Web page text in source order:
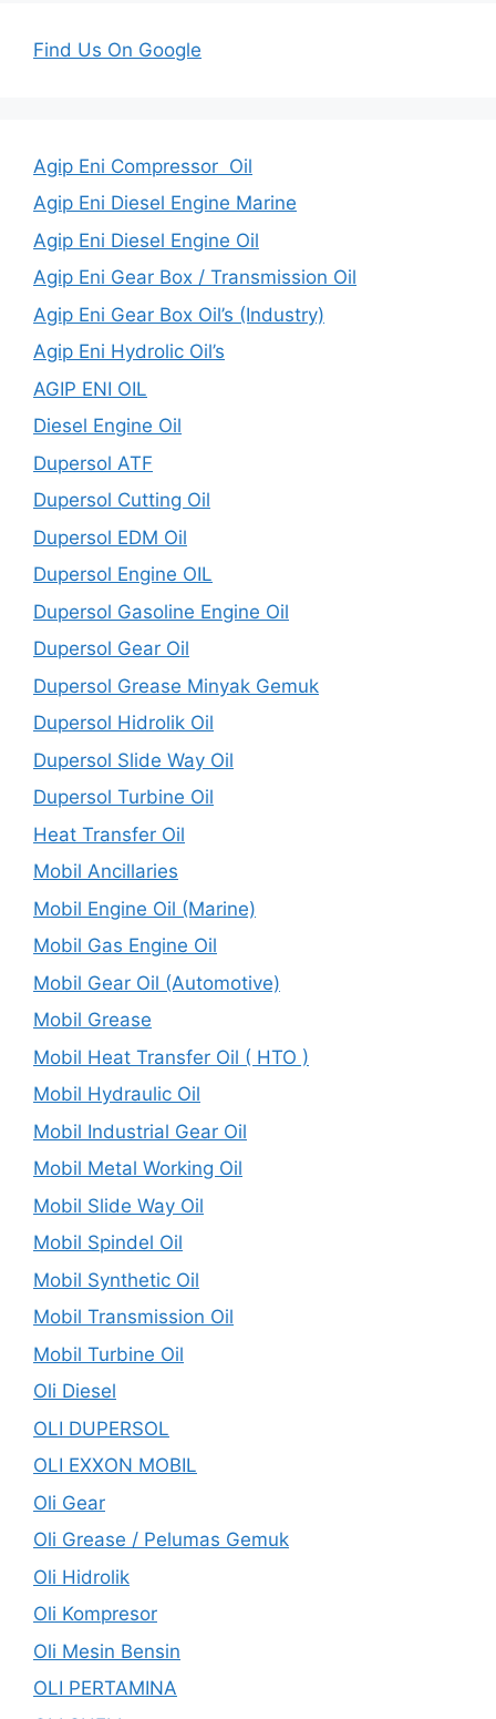
Find Us On Google
Agip Eni Compressor Oil
Agip Eni Diesel Engine Marine
Agip Eni Diesel Engine Oil
Agip Eni Gear Box / Transmission Oil
Agip Eni Gear Box Oil’s (Industry)
Agip Eni Hydrolic Oil’s
AGIP ENI OIL
Diesel Engine Oil
Dupersol ATF
Dupersol Cutting Oil
Dupersol EDM Oil
Dupersol Engine OIL
Dupersol Gasoline Engine Oil
Dupersol Gear Oil
Dupersol Grease Minyak Gemuk
Dupersol Hidrolik Oil
Dupersol Slide Way Oil
Dupersol Turbine Oil
Heat Transfer Oil
Mobil Ancillaries
Mobil Engine Oil (Marine)
Mobil Gas Engine Oil
Mobil Gear Oil (Automotive)
Mobil Grease
Mobil Heat Transfer Oil ( HTO )
Mobil Hydraulic Oil
Mobil Industrial Gear Oil
Mobil Metal Working Oil
Mobil Slide Way Oil
Mobil Spindel Oil
Mobil Synthetic Oil
Mobil Transmission Oil
Mobil Turbine Oil
Oli Diesel
OLI DUPERSOL
OLI EXXON MOBIL
Oli Gear
Oli Grease / Pelumas Gemuk
Oli Hidrolik
Oli Kompresor
Oli Mesin Bensin
OLI PERTAMINA